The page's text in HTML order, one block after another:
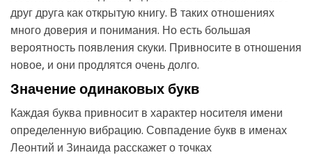
друг друга как открытую книгу. В таких отношениях
много доверия и понимания. Но есть большая
вероятность появления скуки. Привносите в отношения
новое, и они продлятся очень долго.
Значение одинаковых букв
Каждая буква привносит в характер носителя имени
определенную вибрацию. Совпадение букв в именах
Леонтий и Зинаида расскажет о точках